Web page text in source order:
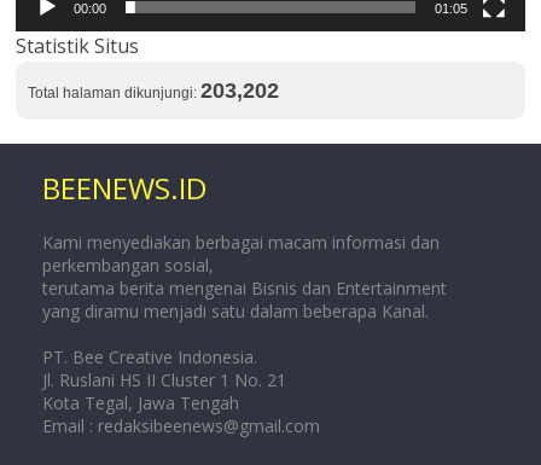
00:00 01:05
Statistik Situs
Total halaman dikunjungi:203,202
BEENEWS.ID
Kami menyediakan berbagai macam informasi dan
perkembangan sosial,
terutama berita mengenai Bisnis dan Entertainment
yang diramu menjadi satu dalam beberapa Kanal.
PT. Bee Creative Indonesia.
Jl. Ruslani HS II Cluster 1 No. 21
Kota Tegal, Jawa Tengah
Email : redaksibeenews@gmail.com